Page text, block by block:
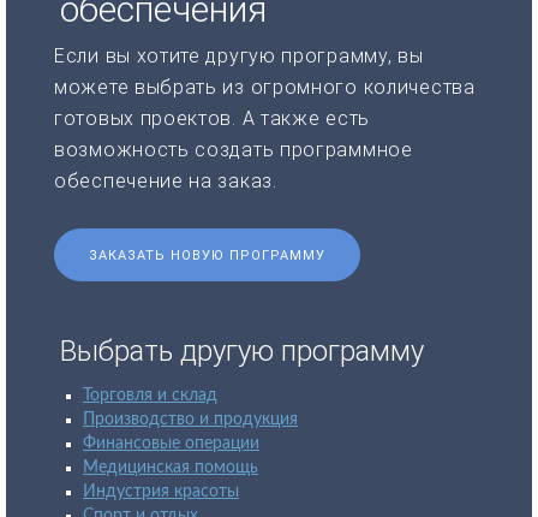
обеспечения
Если вы хотите другую программу, вы
можете выбрать из огромного количества
готовых проектов. А также есть
возможность создать программное
обеспечение на заказ.
ЗАКАЗАТЬ НОВУЮ ПРОГРАММУ
Выбрать другую программу
Торговля и склад
Производство и продукция
Финансовые операции
Медицинская помощь
Индустрия красоты